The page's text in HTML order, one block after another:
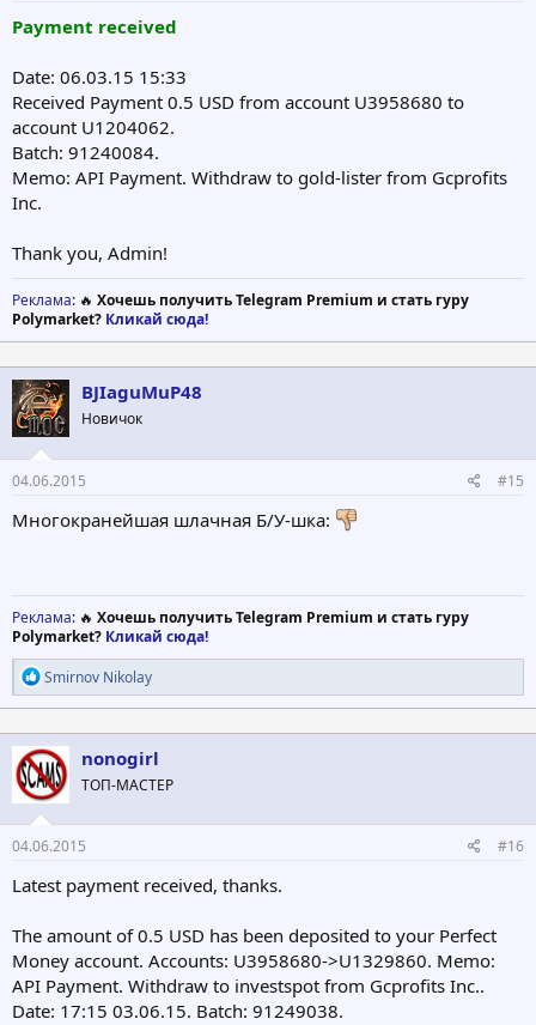
Payment received
Date: 06.03.15 15:33
Received Payment 0.5 USD from account U3958680 to
account U1204062.
Batch: 91240084.
Memo: API Payment. Withdraw to gold-lister from Gcprofits
Inc.
Thank you, Admin!
Реклама: 🔥 Хочешь получить Telegram Premium и стать гуру
Polymarket? Кликай сюда!
BJIaguMuP48
Новичок
04.06.2015 #15
Многокранейшая шлачная Б/У-шка:
Реклама: 🔥 Хочешь получить Telegram Premium и стать гуру
Polymarket? Кликай сюда!
Р
е
а
к
ц
и
и
:
Smirnov Nikolay
nonogirl
ТОП-МАСТЕР
04.06.2015 #16
Latest payment received, thanks.
The amount of 0.5 USD has been deposited to your Perfect
Money account. Accounts: U3958680->U1329860. Memo:
API Payment. Withdraw to investspot from Gcprofits Inc..
Date: 17:15 03.06.15. Batch: 91249038.